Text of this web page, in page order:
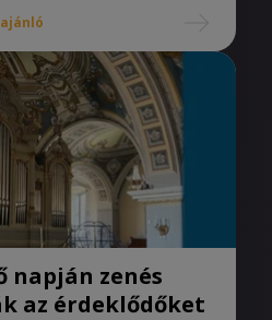
napján zenés
az érdeklődőket